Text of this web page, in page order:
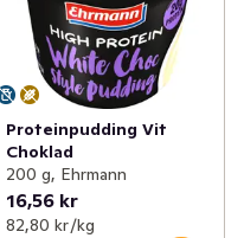
Proteinpudding Vit
Choklad
200 g, Ehrmann
16,56 kr
82,80 kr /kg